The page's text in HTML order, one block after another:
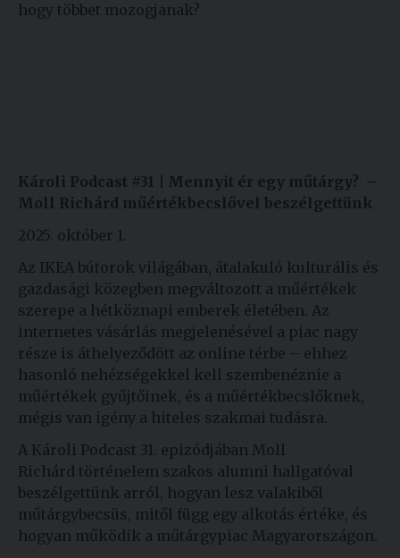
hogy többet mozogjanak?
Károli Podcast #31 | Mennyit ér egy műtárgy? –
Moll Richárd műértékbecslővel beszélgettünk
2025. október 1.
Az IKEA bútorok világában, átalakuló kulturális és
gazdasági közegben megváltozott a műértékek
szerepe a hétköznapi emberek életében. Az
internetes vásárlás megjelenésével a piac nagy
része is áthelyeződött az online térbe – ehhez
hasonló nehézségekkel kell szembenéznie a
műértékek gyűjtőinek, és a műértékbecslőknek,
mégis van igény a hiteles szakmai tudásra.
A Károli Podcast 31. epizódjában Moll
Richárd történelem szakos alumni hallgatóval
beszélgettünk arról, hogyan lesz valakiből
műtárgybecsüs, mitől függ egy alkotás értéke, és
hogyan működik a műtárgypiac Magyarországon.